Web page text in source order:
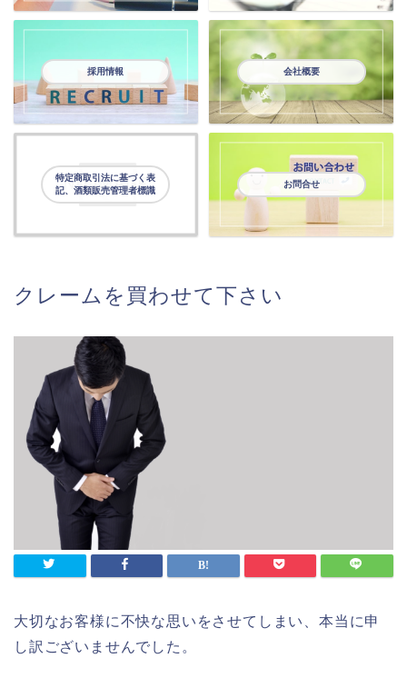
採用情報 会社概要
特定商取引法に基づく表
記、酒類販売管理者標識
お問合せ
クレームを買わせて下さい
大切なお客様に不快な思いをさせてしまい、本当に申
し訳ございませんでした。